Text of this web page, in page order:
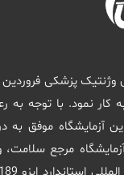
وژنتیک پزشکی
1382 آغاز به کار نمود. با
آزمایشگاه موفق به
آزمایشگاه مرجع